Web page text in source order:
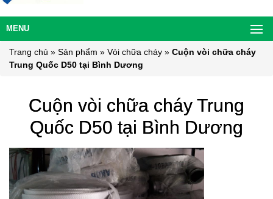
MENU
Trang chủ » Sản phẩm » Vòi chữa cháy » Cuộn vòi chữa cháy
Trung Quốc D50 tại Bình Dương
Cuộn vòi chữa cháy Trung
Quốc D50 tại Bình Dương